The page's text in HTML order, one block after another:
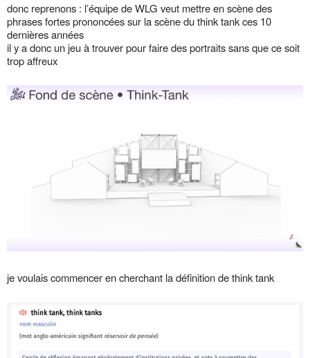
donc reprenons : l’équipe de WLG veut mettre en scène des
phrases fortes prononcées sur la scène du think tank ces 10
dernières années
il y a donc un jeu à trouver pour faire des portraits sans que ce soit
trop affreux
je voulais commencer en cherchant la définition de think tank